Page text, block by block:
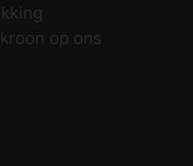
op ons